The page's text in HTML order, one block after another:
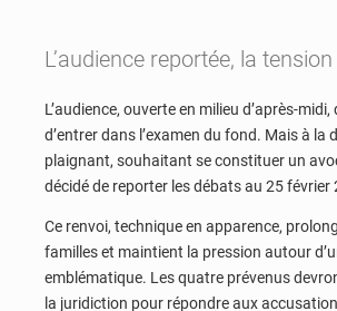
L’audience reportée, la
L’audience, ouverte en milieu d’après-
d’entrer dans l’examen du fond. Mais à la
plaignant, souhaitant se constituer un
décidé de reporter les débats au 25 février
Ce renvoi, technique en apparence,
familles et maintient la pression autour
emblématique. Les quatre prévenus
la juridiction pour répondre aux